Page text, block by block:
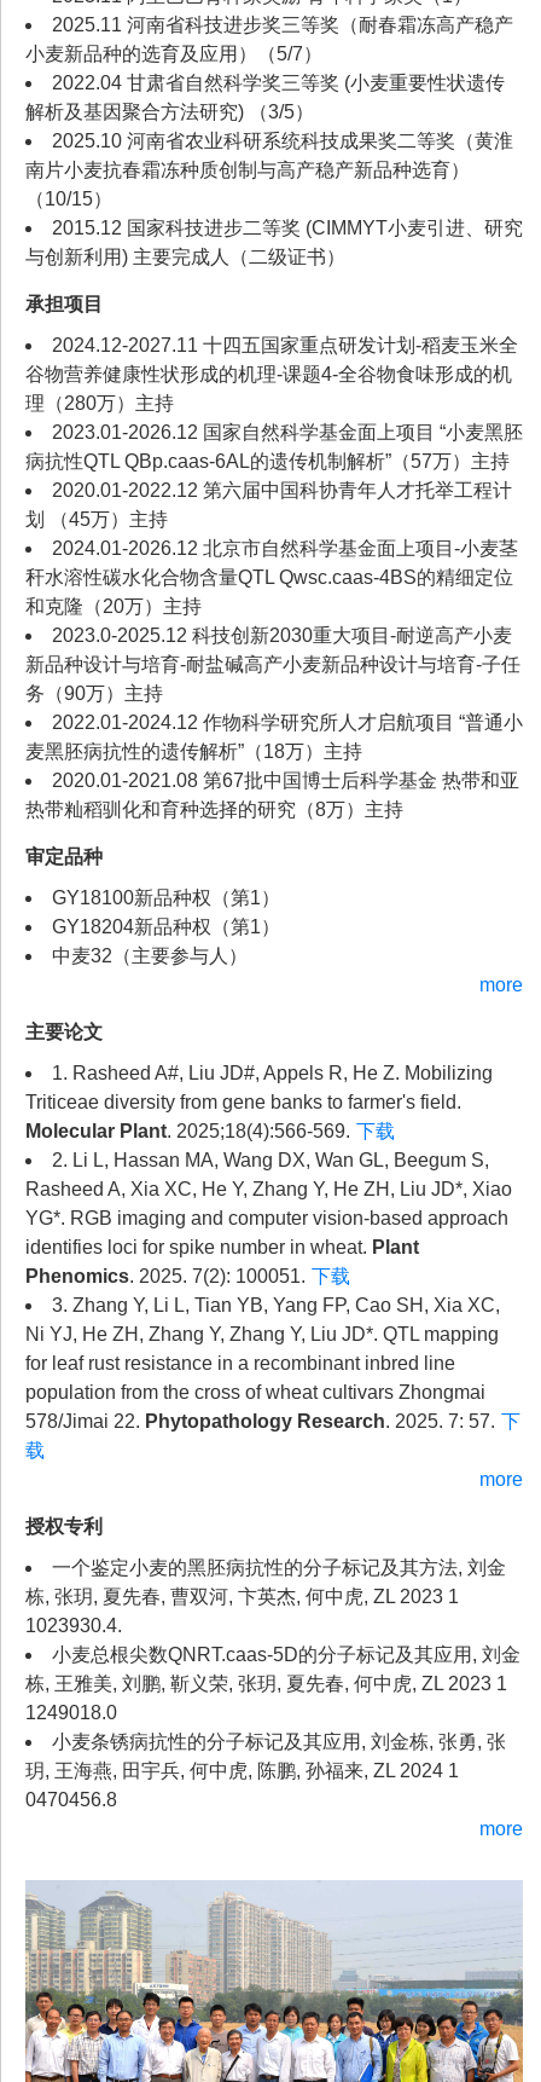
2025.11 河南省科技进步奖三等奖（耐春霜冻高产稳产
小麦新品种的选育及应用）（5/7）
2022.04 甘肃省自然科学奖三等奖 (小麦重要性状遗传
解析及基因聚合方法研究) （3/5）
2025.10 河南省农业科研系统科技成果奖二等奖（黄淮
南片小麦抗春霜冻种质创制与高产稳产新品种选育）
（10/15）
2015.12 国家科技进步二等奖 (CIMMYT小麦引进、研究
与创新利用) 主要完成人（二级证书）
承担项目
2024.12-2027.11 十四五国家重点研发计划-稻麦玉米全
谷物营养健康性状形成的机理-课题4-全谷物食味形成的机
理（280万）主持
2023.01-2026.12 国家自然科学基金面上项目 “小麦黑胚
病抗性QTL QBp.caas-6AL的遗传机制解析”（57万）主持
2020.01-2022.12 第六届中国科协青年人才托举工程计
划 （45万）主持
2024.01-2026.12 北京市自然科学基金面上项目-小麦茎
秆水溶性碳水化合物含量QTL Qwsc.caas-4BS的精细定位
和克隆（20万）主持
2023.0-2025.12 科技创新2030重大项目-耐逆高产小麦
新品种设计与培育-耐盐碱高产小麦新品种设计与培育-子任
务（90万）主持
2022.01-2024.12 作物科学研究所人才启航项目 “普通小
麦黑胚病抗性的遗传解析”（18万）主持
2020.01-2021.08 第67批中国博士后科学基金 热带和亚
热带籼稻驯化和育种选择的研究（8万）主持
审定品种
GY18100新品种权（第1）
GY18204新品种权（第1）
中麦32（主要参与人）
more
主要论文
1. Rasheed A#, Liu JD#, Appels R, He Z. Mobilizing
Triticeae diversity from gene banks to farmer's field.
Molecular Plant. 2025;18(4):566-569. 下载
2. Li L, Hassan MA, Wang DX, Wan GL, Beegum S,
Rasheed A, Xia XC, He Y, Zhang Y, He ZH, Liu JD*, Xiao
YG*. RGB imaging and computer vision-based approach
identifies loci for spike number in wheat. Plant
Phenomics. 2025. 7(2): 100051. 下载
3. Zhang Y, Li L, Tian YB, Yang FP, Cao SH, Xia XC,
Ni YJ, He ZH, Zhang Y, Zhang Y, Liu JD*. QTL mapping
for leaf rust resistance in a recombinant inbred line
population from the cross of wheat cultivars Zhongmai
578/Jimai 22. Phytopathology Research. 2025. 7: 57. 下
载
more
授权专利
一个鉴定小麦的黑胚病抗性的分子标记及其方法, 刘金
栋, 张玥, 夏先春, 曹双河, 卞英杰, 何中虎, ZL 2023 1
1023930.4.
小麦总根尖数QNRT.caas-5D的分子标记及其应用, 刘金
栋, 王雅美, 刘鹏, 靳义荣, 张玥, 夏先春, 何中虎, ZL 2023 1
1249018.0
小麦条锈病抗性的分子标记及其应用, 刘金栋, 张勇, 张
玥, 王海燕, 田宇兵, 何中虎, 陈鹏, 孙福来, ZL 2024 1
0470456.8
more